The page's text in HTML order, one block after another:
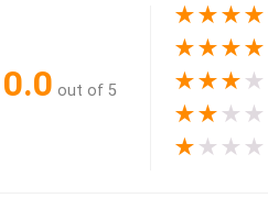
0.0 out of 5
★★★★
★★★★
★★★ ★
★★ ★ ★
★ ★ ★ ★